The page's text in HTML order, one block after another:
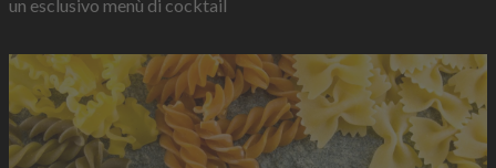
un esclusivo menù di cocktail